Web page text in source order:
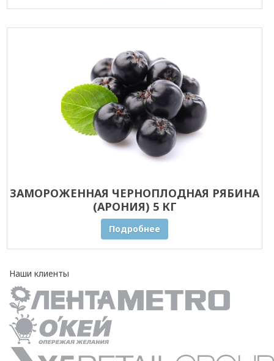
ЗАМОРОЖЕННАЯ ЧЕРНОПЛОДНАЯ РЯБИНА
(АРОНИЯ) 5 КГ
Подробнее
Наши клиенты